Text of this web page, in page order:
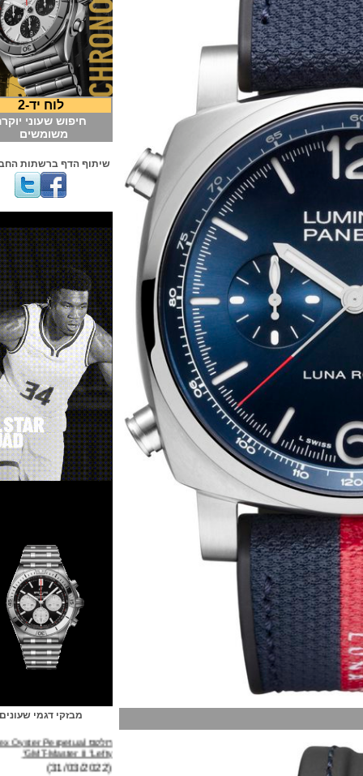
לוח יד-2
חיפוש שעוני יוקרה
משומשים
שיתוף הדף ברשתות החברתיות
מבזקי דגמי שעונים
GMT-Master II "Lefty"
ברייטלינג Breitling Avenger B01